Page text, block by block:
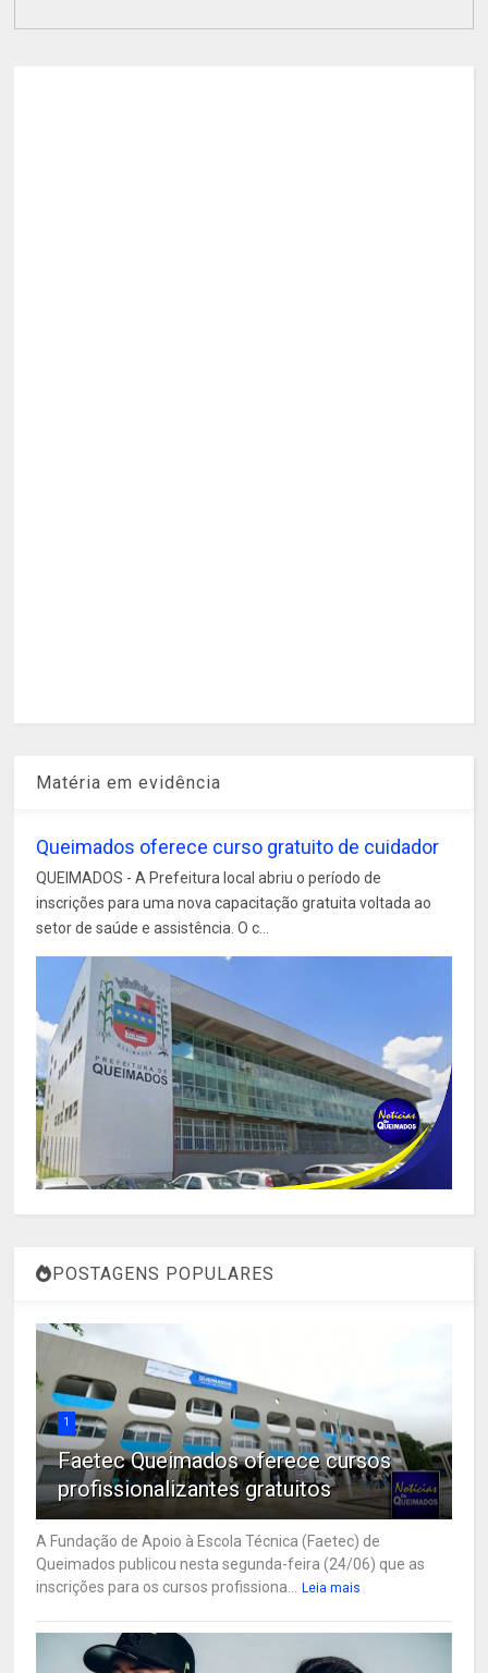
Matéria em evidência
Queimados oferece curso gratuito de cuidador
QUEIMADOS - A Prefeitura local abriu o período de
inscrições para uma nova capacitação gratuita voltada ao
setor de saúde e assistência. O c...
POSTAGENS POPULARES
1
Faetec Queimados oferece cursos
profissionalizantes gratuitos
A Fundação de Apoio à Escola Técnica (Faetec) de
Queimados publicou nesta segunda-feira (24/06) que as
inscrições para os cursos profissiona...
Leia mais